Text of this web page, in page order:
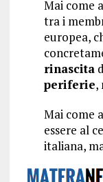
Mai come
tra i
europea,
rinascita
periferie,
Mai come
essere al
italiana,